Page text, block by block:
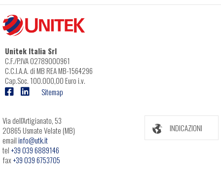
Unitek Italia Srl
C.F./P.IVA 02789000961
C.C.I.A.A. di MB REA MB-1564296
Cap.Soc. 100.000,00 Euro i.v.
Sitemap
Via dell'Artigianato, 53
20865 Usmate Velate (MB)
emailinfo@utk.it
tel+39 039 6889146
fax+39 039 6753705
INDICAZIONI